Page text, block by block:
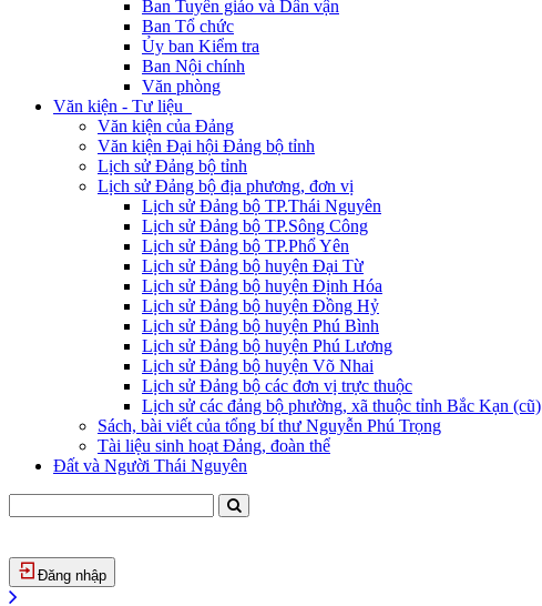
Ban Tuyên giáo và Dân vận
Ban Tổ chức
Ủy ban Kiểm tra
Ban Nội chính
Văn phòng
Văn kiện - Tư liệu
Văn kiện của Đảng
Văn kiện Đại hội Đảng bộ tỉnh
Lịch sử Đảng bộ tỉnh
Lịch sử Đảng bộ địa phương, đơn vị
Lịch sử Đảng bộ TP.Thái Nguyên
Lịch sử Đảng bộ TP.Sông Công
Lịch sử Đảng bộ TP.Phổ Yên
Lịch sử Đảng bộ huyện Đại Từ
Lịch sử Đảng bộ huyện Định Hóa
Lịch sử Đảng bộ huyện Đồng Hỷ
Lịch sử Đảng bộ huyện Phú Bình
Lịch sử Đảng bộ huyện Phú Lương
Lịch sử Đảng bộ huyện Võ Nhai
Lịch sử Đảng bộ các đơn vị trực thuộc
Lịch sử các đảng bộ phường, xã thuộc tỉnh Bắc Kạn (cũ)
Sách, bài viết của tổng bí thư Nguyễn Phú Trọng
Tài liệu sinh hoạt Đảng, đoàn thể
Đất và Người Thái Nguyên
Đăng nhập